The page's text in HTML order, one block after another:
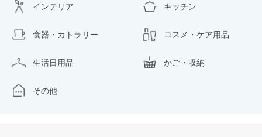
インテリア キッチン
食器・カトラリー コスメ・ケア用品
生活日用品 かご・収納
その他